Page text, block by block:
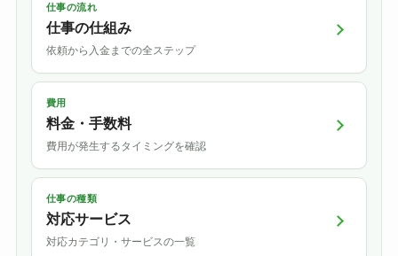
仕事の流れ
仕事の仕組み
依頼から入金までの全ステップ
費用
料金・手数料
費用が発生するタイミングを確認
仕事の種類
対応サービス
対応カテゴリ・サービスの一覧